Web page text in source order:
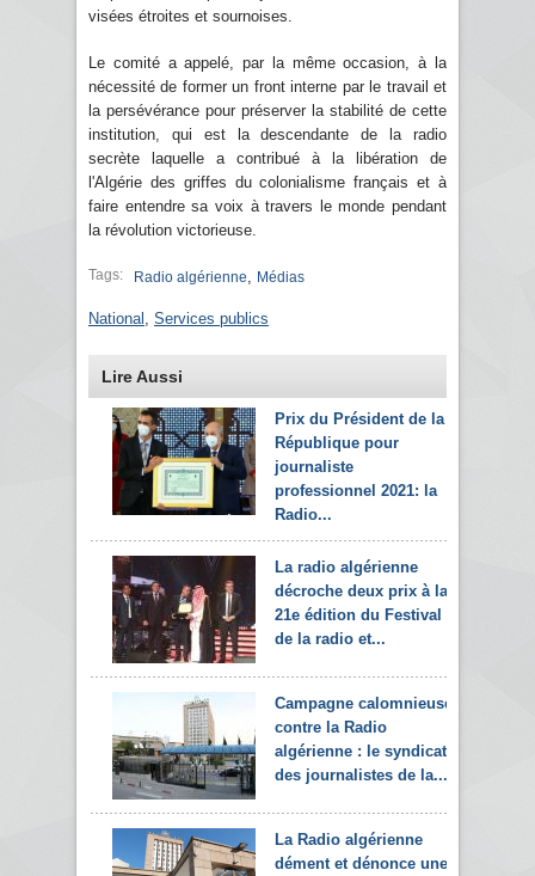
visées étroites et sournoises.
Le comité a appelé, par la même occasion, à la
nécessité de former un front interne par le travail et
la persévérance pour préserver la stabilité de cette
institution, qui est la descendante de la radio
secrète laquelle a contribué à la libération de
l'Algérie des griffes du colonialisme français et à
faire entendre sa voix à travers le monde pendant
la révolution victorieuse.
Tags: Radio algérienne Médias
National Services publics
Lire Aussi
Prix du Président de la
République pour
journaliste
professionnel 2021: la
Radio...
La radio algérienne
décroche deux prix à la
21e édition du Festival
de la radio et...
Campagne calomnieuse
contre la Radio
algérienne : le syndicat
des journalistes de la...
La Radio algérienne
dément et dénonce une